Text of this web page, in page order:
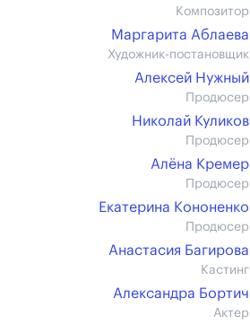
Композитор
Маргарита Аблаева
Художник-постановщик
Алексей Нужный
Продюсер
Николай Куликов
Продюсер
Алёна Кремер
Продюсер
Екатерина Кононенко
Продюсер
Анастасия Багирова
Кастинг
Александра Бортич
Актер